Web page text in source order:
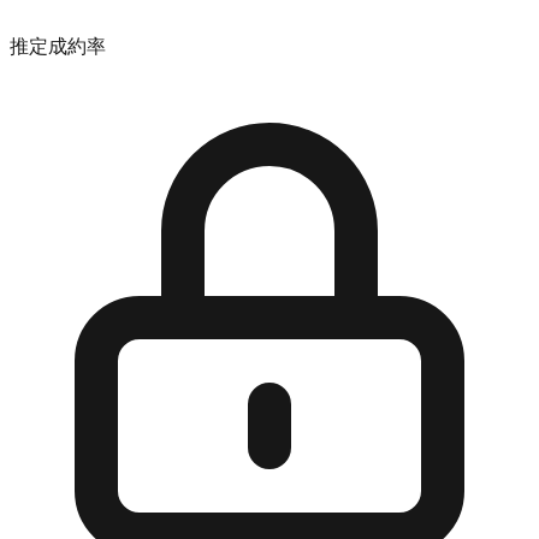
推定成約率